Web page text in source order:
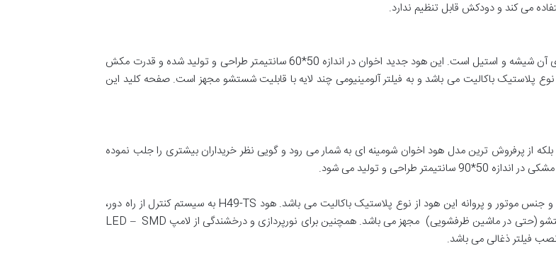
یکی دیگر از بهترین هود های اخوان، مدل H10 می باشد که نمای ظاهری آن شیشه و استیل است. این هود جدید اخوان در اندازه 50*60 سانتیمتر طراحی و تولید شده و قدرت مکش
از نوع پلاستیک باکالیت می باشد و به فیلتر آلومینیومی چند لایه با قابلیت شستشو مجهز است. صفحه کلید این
از پرفروش ترین مدل هود اخوان شومینه ای به شمار می رود و گویی نظر خریداران بیشتری را جلب نموده
و تولید می شود.
موتور این هود شومینه ای از نوع توربو 4 دور با مکش خیلی قوی است و جنس موتور و پروانه این هود از نوع پلاستیک باکالیت می باشد. هود H49-TS به سیستم کنترل از راه دور،
صفحه کلید لمسی و نمایشگر lcd و فیلتر آلومینیومی چند لایه قابل شستشو (حتی در ماشین ظرفشویی) مجهز می باشد. همچنین برای نورپردازی و درخشندگی از لامپ LED – SMD
فیلتر ذغالی می باشد.